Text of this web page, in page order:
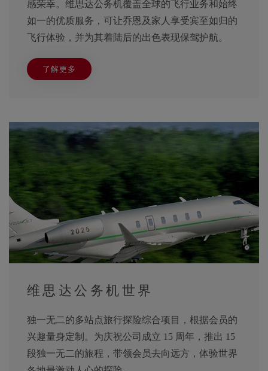
感荣幸。维思达公务机覆盖全球的飞行业务和始终
如一的优质服务，可让乔恩及家人享受宾至如归的
飞行体验，并为其着陆后的出色表现保驾护航。
了解更多
维思达公务机世界
独一无二的多站点旅行探险综合项目，根据会员的
兴趣量身定制。为庆祝公司成立 15 周年，推出 15
段独一无二的旅程，带领会员去向远方，体验世界